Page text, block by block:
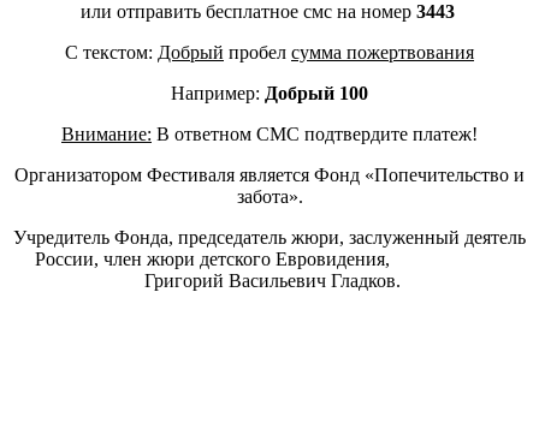
или отправить бесплатное смс на номер3443
С текстом: Добрый пробел сумма пожертвования
Например: Добрый 100
Внимание: В ответном СМС подтвердите платеж!
Организатором Фестиваля является Фонд «Попечительство и
забота».
Учредитель Фонда, председатель жюри, заслуженный деятель
России, член жюри детского Евровидения,
Григорий Васильевич Гладков.